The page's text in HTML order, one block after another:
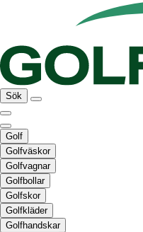
Sök
Golf
Golfväskor
Golfvagnar
Golfbollar
Golfskor
Golfkläder
Golfhandskar